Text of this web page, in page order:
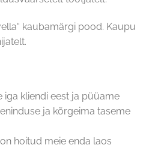
kaubamärgi pood. Kaupu
iga kliendi eest ja püüame
ja kõrgeima taseme
hoitud meie enda laos